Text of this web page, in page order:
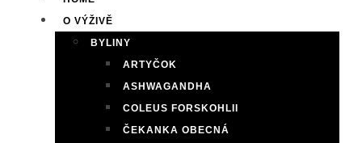
O VÝŽIVĚ
BYLINY
ARTYČOK
ASHWAGANDHA
COLEUS FORSKOHLII
ČEKANKA OBECNÁ